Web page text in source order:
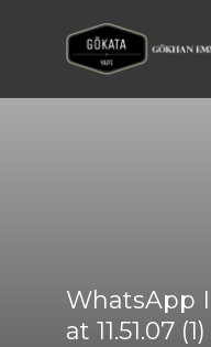
WhatsApp
at 11.51.07 (1)